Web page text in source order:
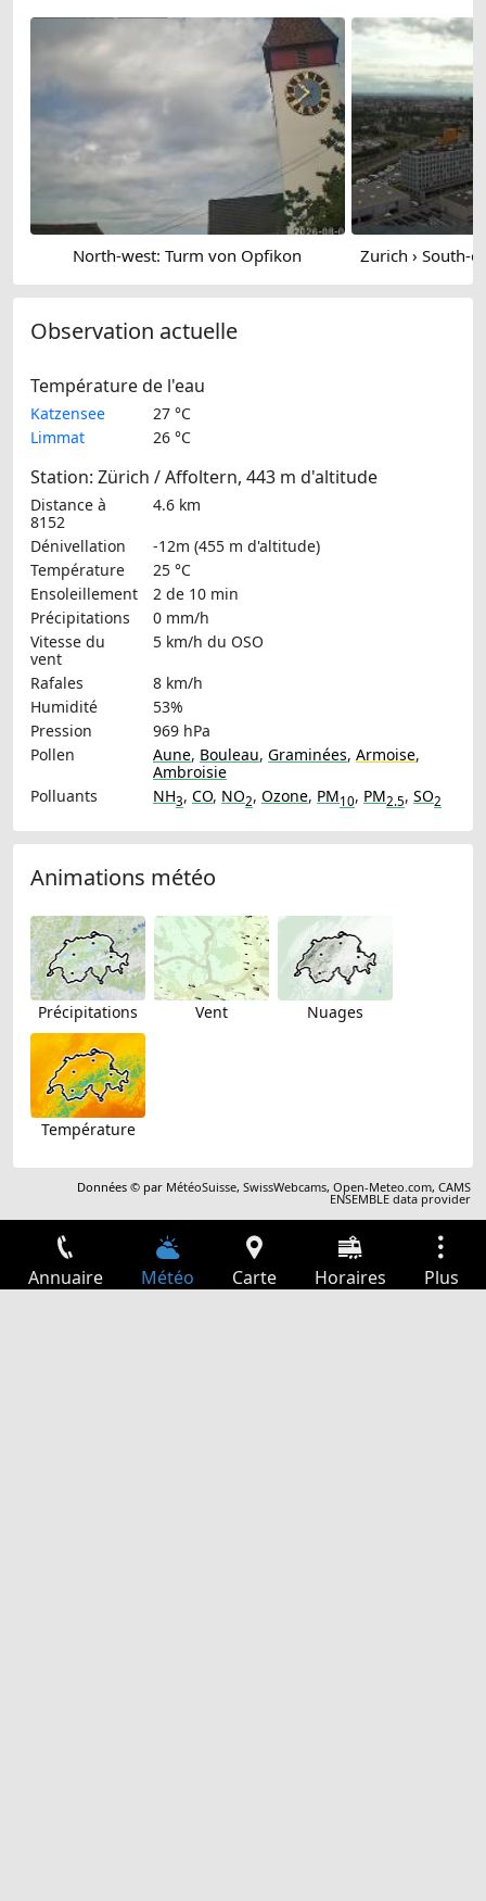
North-west: Turm von Opfikon
Observation actuelle
Température de l'eau
Katzensee
27 °C
Limmat
26 °C
Station: Zürich / Affoltern, 443 m d'altitude
Distance à
8152
4.6 km
Dénivellation
-12m (455 m d'altitude)
Température
25 °C
Ensoleillement
2 de 10 min
Précipitations
0 mm/h
Vitesse du
vent
5 km/h du OSO
Rafales
8 km/h
Humidité
53%
Pression
969 hPa
Pollen
Aune, Bouleau, Graminées, Armoise,
Ambroisie
Polluants
NH3, CO, NO2, Ozone, PM10, PM2.5, SO2
Animations météo
Précipitations Vent Nuages
Température
Données © par MétéoSuisse,SwissWebcams,Open-Meteo.com,CAMS
ENSEMBLE data provider
Annuaire Météo Carte Horaires Plus